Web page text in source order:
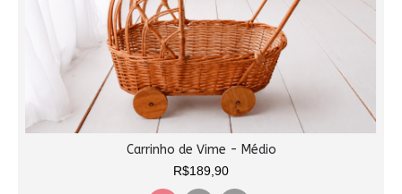
Carrinho de Vime - Médio
R$189,90